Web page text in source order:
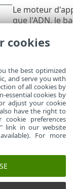
Le moteur
que l'ADN, le
d'offrir les
• Produits
• Produits
cookies
the best optimized
and serve you with
of all cookies by
essential cookies by
adjust your cookie
have the right to
preferences
link in our website
For more